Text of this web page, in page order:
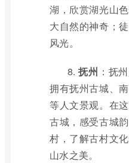
湖，欣赏湖光山
大自然的神奇；
风光。
8.抚州 ：抚
拥有抚州古城、
等人文景观。在
古城，感受古城
村，了解古村文
山水之美。